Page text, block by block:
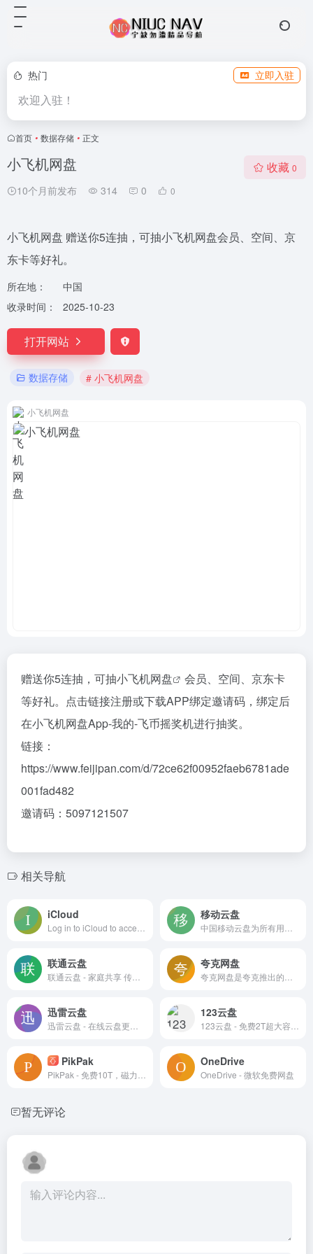
热门 立即入驻
欢迎入驻！
首页 • 数据存储 • 正文
小飞机网盘
10个月前发布 314 0 0
收藏 0
小飞机网盘 赠送你5连抽，可抽小飞机网盘会员、空间、京
东卡等好礼。
所在地：
中国
收录时间：
2025-10-23
打开网站
数据存储 # 小飞机网盘
小飞机网盘
赠送你5连抽，可抽小飞机网盘
会员、空间、京东卡
等好礼。点击链接注册或下载APP绑定邀请码，绑定后
在小飞机网盘App-我的-飞币摇奖机进行抽奖。
链接：
https://www.feijipan.com/d/72ce62f00952faeb6781ade
001fad482
邀请码：5097121507
相关导航
iCloud 移动云盘
联通云盘 夸克网盘
迅雷云盘 123云盘
PikPak OneDrive
OneDrive - 微软免费网盘
暂无评论